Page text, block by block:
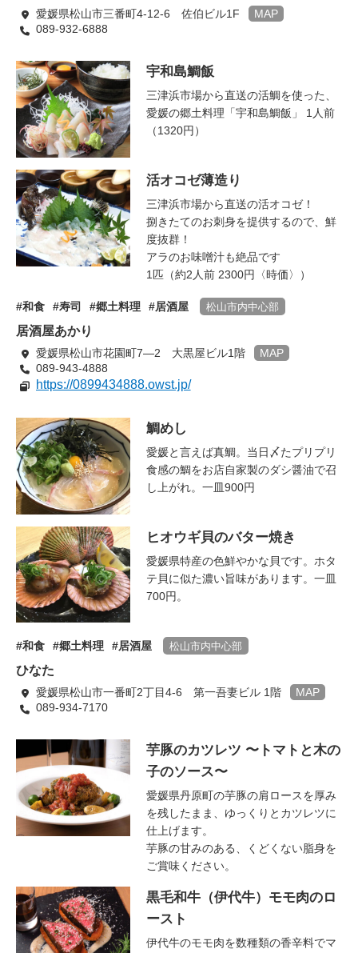
愛媛県松山市三番町4-12-6 佐伯ビル1F
MAP
089-932-6888
宇和島鯛飯
三津浜市場から直送の活鯛を使った、
愛媛の郷土料理「宇和島鯛飯」 1人前
（1320円）
活オコゼ薄造り
三津浜市場から直送の活オコゼ！
捌きたてのお刺身を提供するので、鮮
度抜群！
アラのお味噌汁も絶品です
1匹（約2人前 2300円〈時価〉）
和食 寿司 郷土料理 居酒屋 松山市内中心部
居酒屋あかり
愛媛県松山市花園町7―2 大黒屋ビル1階
MAP
089-943-4888
https://0899434888.owst.jp/
鯛めし
愛媛と言えば真鯛。当日〆たプリプリ
食感の鯛をお店自家製のダシ醤油で召
し上がれ。一皿900円
ヒオウギ貝のバター焼き
愛媛県特産の色鮮やかな貝です。ホタ
テ貝に似た濃い旨味があります。一皿
700円。
和食 郷土料理 居酒屋 松山市内中心部
ひなた
愛媛県松山市一番町2丁目4-6 第一吾妻ビル 1階
MAP
089-934-7170
芋豚のカツレツ 〜トマトと木の
子のソース〜
愛媛県丹原町の芋豚の肩ロースを厚み
を残したまま、ゆっくりとカツレツに
仕上げます。
芋豚の甘みのある、くどくない脂身を
ご賞味ください。
黒毛和牛（伊代牛）モモ肉のロ
ースト
伊代牛のモモ肉を数種類の香辛料でマ